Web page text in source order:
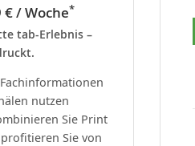
€ / Woche*
tab-Erlebnis –
nutzen
Sie Print
Sie von